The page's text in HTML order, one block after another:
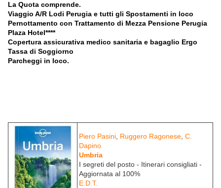
La Quota comprende.
Viaggio A/R Lodi Perugia e tutti gli Spostamenti in loco
Pernottamento con Trattamento di Mezza Pensione Perugia
Plaza Hotel****
Copertura assicurativa medico sanitaria e bagaglio Ergo
Tassa di Soggiorno
Parcheggi in loco.
Piero Pasini Ruggero Ragonese C.
Dapino
Umbria
I segreti del posto - Itinerari consigliati -
Aggiornata al 100%
E.D.T.